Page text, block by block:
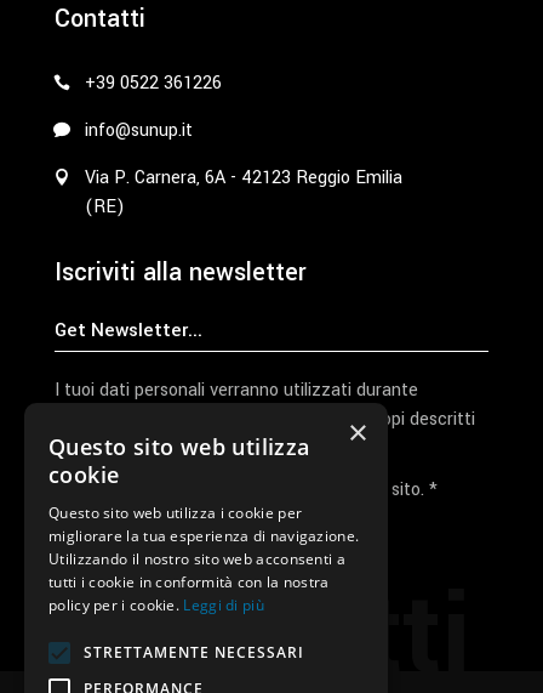
Contatti
Contatti
+39 0522 361226
info@sunup.it
Via P. Carnera, 6A - 42123 Reggio Emilia
(RE)
Iscriviti alla newsletter
I tuoi dati personali verranno utilizzati durante
l'elaborazione della richiesta e per altri scopi descritti
nella nostraprivacy policy
Ho letto e accetto la privacy policy del sito. *
Invia I Dati
×
Questo sito web utilizza
cookie
Questo sito web utilizza i cookie per
migliorare la tua esperienza di navigazione.
Utilizzando il nostro sito web acconsenti a
tutti i cookie in conformità con la nostra
policy per i cookie. Leggi di più
STRETTAMENTE NECESSARI
PERFORMANCE